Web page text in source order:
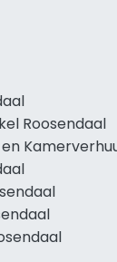
Roosendaal